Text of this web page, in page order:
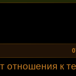
отношения к